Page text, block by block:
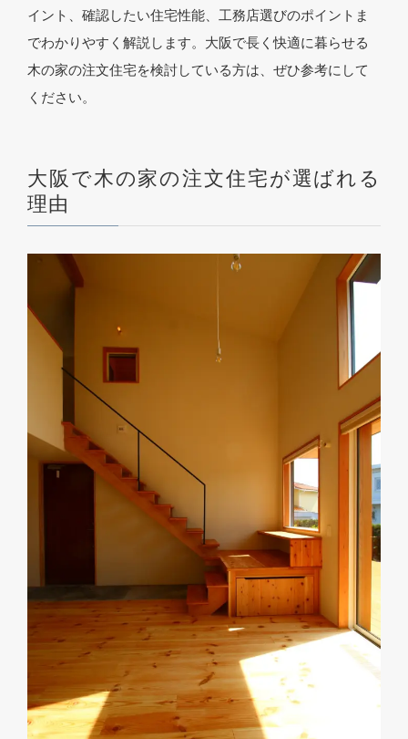
イント、確認したい住宅性能、工務店選びのポイントま
でわかりやすく解説します。大阪で長く快適に暮らせる
木の家の注文住宅を検討している方は、ぜひ参考にして
ください。
大阪で木の家の注文住宅が選ばれる
理由